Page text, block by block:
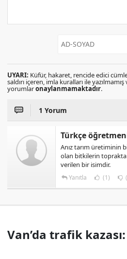
UYARI: Küfür, hakaret, rencide edici
saldırı içeren, imla kuralları ile
yorumlaronaylanmamaktadır.
1 Yorum
Türkçe
Anız tarım üretiminin
olan bitkilerin toprakta
verilen bir isimdir.
Yanıtla (1)
Van’da trafik